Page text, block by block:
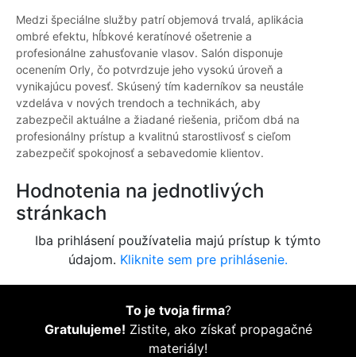
Medzi špeciálne služby patrí objemová trvalá, aplikácia
ombré efektu, hĺbkové keratínové ošetrenie a
profesionálne zahusťovanie vlasov. Salón disponuje
ocenením Orly, čo potvrdzuje jeho vysokú úroveň a
vynikajúcu povesť. Skúsený tím kaderníkov sa neustále
vzdeláva v nových trendoch a technikách, aby
zabezpečil aktuálne a žiadané riešenia, pričom dbá na
profesionálny prístup a kvalitnú starostlivosť s cieľom
zabezpečiť spokojnosť a sebavedomie klientov.
Hodnotenia na jednotlivých
stránkach
Iba prihlásení používatelia majú prístup k týmto
údajom. Kliknite sem pre prihlásenie.
To je tvoja firma?
Gratulujeme! Zistite, ako získať propagačné
materiály!